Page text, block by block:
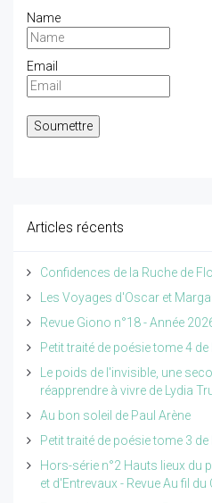
Name
Email
Articles récents
Confidences de la Ruche de
Les Voyages d'Oscar et
Revue Giono n°18 - Année
Petit traité de poésie tome 4
Le poids de l'invisible, une
réapprendre à vivre de Lydia
Au bon soleil de Paul Arène
Petit traité de poésie tome 3
Hors-série n°2 Hauts lieux du
et d'Entrevaux - Revue Au fil